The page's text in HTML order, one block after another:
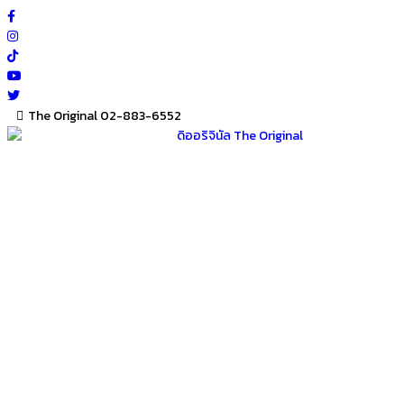
Skip
to
content
The Original 02-883-6552